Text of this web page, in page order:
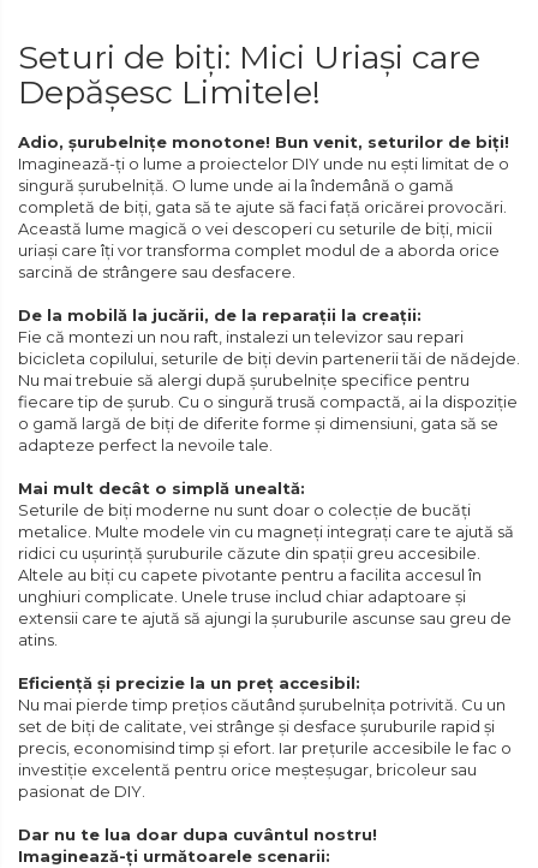
Seturi de biți: Mici Uriași care
Depășesc Limitele!
Adio, șurubelnițe monotone! Bun venit, seturilor de biți!
Imaginează-ți o lume a proiectelor DIY unde nu ești limitat de o
singură șurubelniță. O lume unde ai la îndemână o gamă
completă de biți, gata să te ajute să faci față oricărei provocări.
Această lume magică o vei descoperi cu seturile de biți, micii
uriași care îți vor transforma complet modul de a aborda orice
sarcină de strângere sau desfacere.
De la mobilă la jucării, de la reparații la creații:
Fie că montezi un nou raft, instalezi un televizor sau repari
bicicleta copilului, seturile de biți devin partenerii tăi de nădejde.
Nu mai trebuie să alergi după șurubelnițe specifice pentru
fiecare tip de șurub. Cu o singură trusă compactă, ai la dispoziție
o gamă largă de biți de diferite forme și dimensiuni, gata să se
adapteze perfect la nevoile tale.
Mai mult decât o simplă unealtă:
Seturile de biți moderne nu sunt doar o colecție de bucăți
metalice. Multe modele vin cu magneți integrați care te ajută să
ridici cu ușurință șuruburile căzute din spații greu accesibile.
Altele au biți cu capete pivotante pentru a facilita accesul în
unghiuri complicate. Unele truse includ chiar adaptoare și
extensii care te ajută să ajungi la șuruburile ascunse sau greu de
atins.
Eficiență și precizie la un preț accesibil:
Nu mai pierde timp prețios căutând șurubelnița potrivită. Cu un
set de biți de calitate, vei strânge și desface șuruburile rapid și
precis, economisind timp și efort. Iar prețurile accesibile le fac o
investiție excelentă pentru orice meșteșugar, bricoleur sau
pasionat de DIY.
Dar nu te lua doar dupa cuvântul nostru!
Imaginează-ți următoarele scenarii: